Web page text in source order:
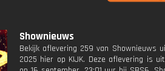
Shownieuws
Bekijk aflevering 259 van Shownieuws
2025 hier op KIJK. Deze aflevering is